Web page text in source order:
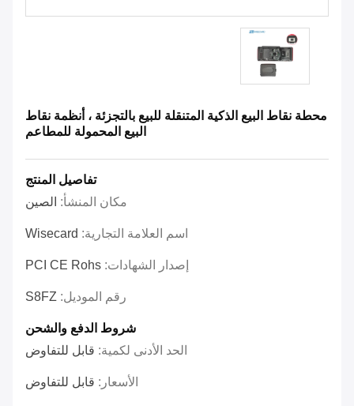
محطة نقاط البيع الذكية المتنقلة للبيع بالتجزئة ، أنظمة نقاط
البيع المحمولة للمطاعم
تفاصيل المنتج
مكان المنشأ: الصين
اسم العلامة التجارية: Wisecard
إصدار الشهادات: PCI CE Rohs
رقم الموديل: S8FZ
شروط الدفع والشحن
الحد الأدنى لكمية: قابل للتفاوض
الأسعار: قابل للتفاوض